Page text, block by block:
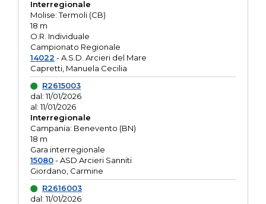
Interregionale
Molise: Termoli (CB)
18 m
O.R. Individuale
Campionato Regionale
14022 - A.S.D. Arcieri del Mare
Capretti, Manuela Cecilia
R2615003
dal: 11/01/2026
al: 11/01/2026
Interregionale
Campania: Benevento (BN)
18 m
Gara interregionale
15080- ASD Arcieri Sanniti
Giordano, Carmine
R2616003
dal: 11/01/2026